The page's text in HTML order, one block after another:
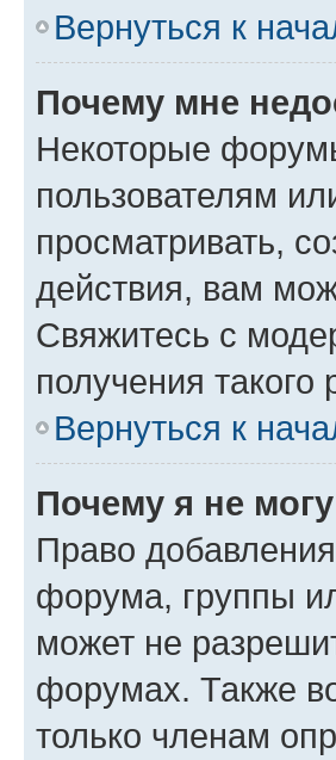
Вернуться к
Почему мне
Некоторые
пользователям
просматривать,
действия, вам
Свяжитесь с
получения такого
Вернуться к
Почему я не
Право
форума, группы
может не
форумах. Также
только членам